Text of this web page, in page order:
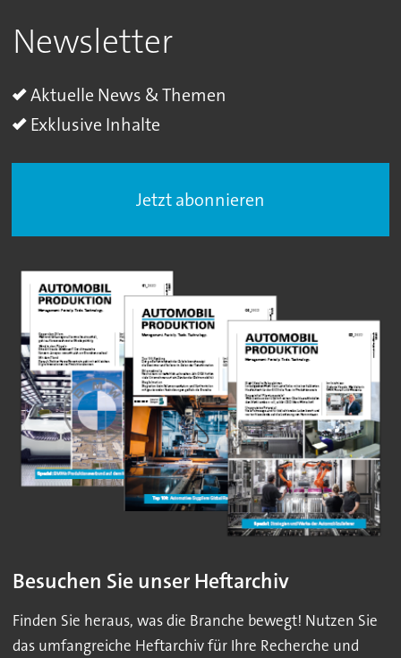
Newsletter
Aktuelle News & Themen
Exklusive Inhalte
Jetzt abonnieren
Besuchen Sie unser Heftarchiv
Finden Sie heraus, was die Branche bewegt! Nutzen Sie
das umfangreiche Heftarchiv für Ihre Recherche und